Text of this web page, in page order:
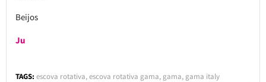
Beijos
Ju
TAGS: escova rotativa,escova rotativa gama, gama, gama italy